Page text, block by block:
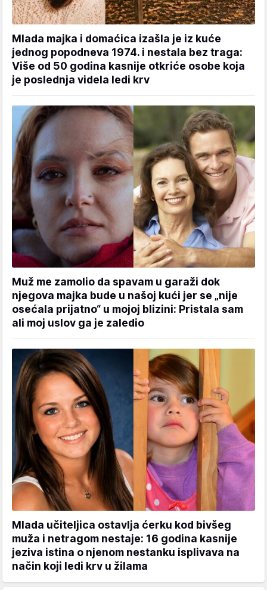
Mlada majka i domaćica izašla je iz kuće
jednog popodneva 1974. i nestala bez traga:
Više od 50 godina kasnije otkriće osobe koja
je poslednja videla ledi krv
Muž me zamolio da spavam u garaži dok
njegova majka bude u našoj kući jer se „nije
osećala prijatno“ u mojoj blizini: Pristala sam
ali moj uslov ga je zaledio
Mlada učiteljica ostavlja ćerku kod bivšeg
muža i netragom nestaje: 16 godina kasnije
jeziva istina o njenom nestanku isplivava na
način koji ledi krv u žilama